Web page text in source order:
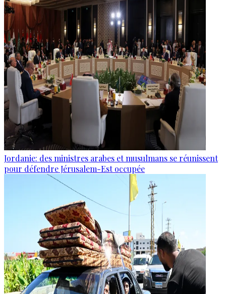
Jordanie: des ministres arabes et musulmans se réunissent
pour défendre Jérusalem-Est occupée